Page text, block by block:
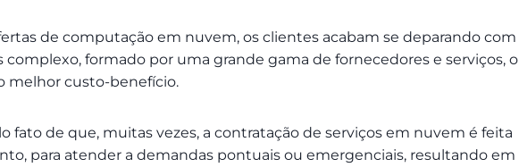
de computação em nuvem, os clientes acabam se deparando com
complexo, formado por uma grande gama de fornecedores e serviços, o
melhor custo-benefício.
fato de que, muitas vezes, a contratação de serviços em nuvem é feita
para atender a demandas pontuais ou emergenciais, resultando em